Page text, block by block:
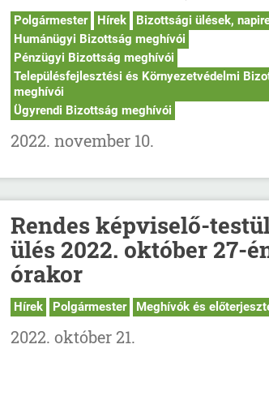
Polgármester Hírek
Bizottsági ülések,
Humánügyi Bizottság meghívói
Pénzügyi Bizottság meghívói
Településfejlesztési és Környezetvédelmi
meghívói
Ügyrendi Bizottság meghívói
2022. november 10.
Rendes képviselő-
ülés 2022. október 27-
órakor
Hírek Polgármester Meghívók és
2022. október 21.